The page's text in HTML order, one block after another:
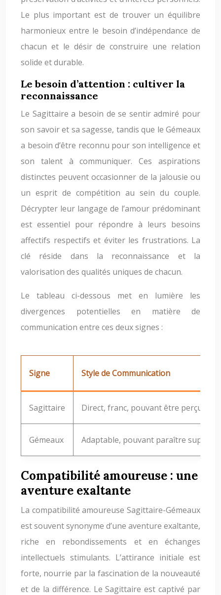
Le plus important est de trouver un équilibre
harmonieux entre le besoin d’indépendance de
chacun et le désir de construire une relation
solide et durable.
Le besoin d’attention : cultiver la
reconnaissance
Le Sagittaire a besoin de se sentir admiré pour
son savoir et sa sagesse, tandis que le Gémeaux
a besoin d’être reconnu pour son intelligence et
son talent à communiquer. Ces aspirations
distinctes peuvent occasionner de la jalousie ou
un esprit de compétition au sein du couple.
Décrypter leur langage de l’amour prédominant
est essentiel pour répondre à leurs besoins
affectifs respectifs et éviter les frustrations. La
clé réside dans la reconnaissance et la
valorisation des qualités uniques de chacun.
Le tableau ci-dessous met en lumière les
divergences potentielles en matière de
communication entre ces deux signes :
Signe Style de Communication
Sagittaire Direct, franc, pouvant être perçu
Gémeaux Adaptable, pouvant paraître
Compatibilité amoureuse : une
aventure exaltante
La compatibilité amoureuse Sagittaire-Gémeaux
est souvent synonyme d’une aventure exaltante,
riche en rebondissements et en échanges
intellectuels stimulants. L’attirance initiale est
forte, nourrie par la fascination de la nouveauté
et de la différence. Le Sagittaire est captivé par